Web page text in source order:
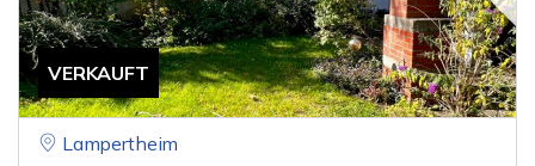
VERKAUFT
Lampertheim